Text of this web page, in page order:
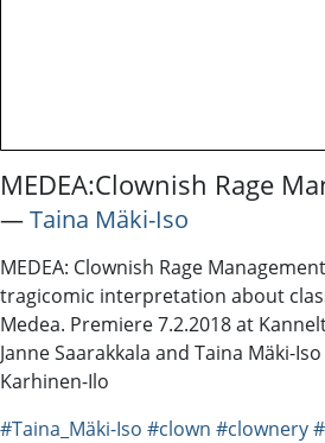
MEDEA:Clownish Rage
―Taina Mäki-Iso
MEDEA: Clownish Rage
tragicomic interpretation about
Medea. Premiere 7.2.2018 at
Janne Saarakkala and Taina Mäki-
Karhinen-Ilo
#Taina_Mäki-Iso #clown #clownery